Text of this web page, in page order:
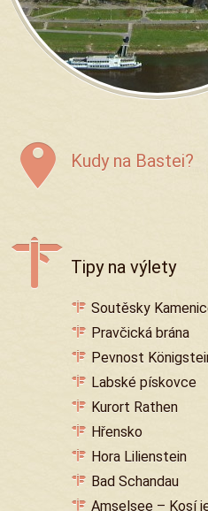
Kudy na Bastei?
Tipy na výlety
Soutěsky
Pravčická brána
Pevnost
Labské pískovce
Kurort Rathen
Hřensko
Hora Lilienstein
Bad Schandau
Amselsee – Kosí